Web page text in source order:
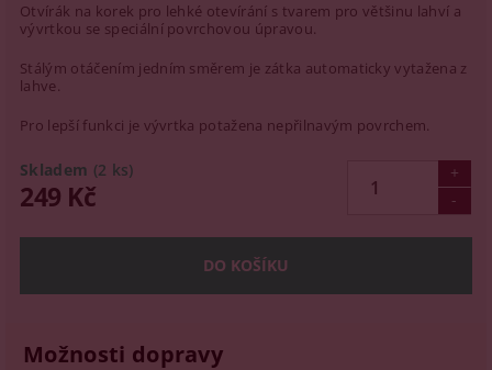
Otvírák na korek pro lehké otevírání s tvarem pro většinu lahví a
vývrtkou se speciální povrchovou úpravou.
Stálým otáčením jedním směrem je zátka automaticky vytažena z
lahve.
Pro lepší funkci je vývrtka potažena nepřilnavým povrchem.
Skladem (2 ks)
249 Kč
Možnosti dopravy